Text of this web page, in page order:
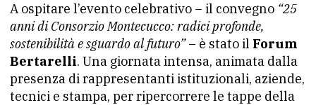
A ospitare l’evento celebrativo – il convegno “25
anni di Consorzio Montecucco: radici profonde,
sostenibilità e sguardo al futuro”– è stato il Forum
Bertarelli. Una giornata intensa, animata dalla
presenza di rappresentanti istituzionali, aziende,
tecnici e stampa, per ripercorrere le tappe della